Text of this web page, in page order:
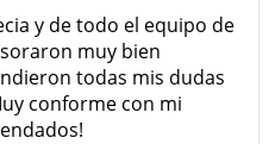
y de todo el equipo de
muy bien
todas mis dudas
conforme con mi